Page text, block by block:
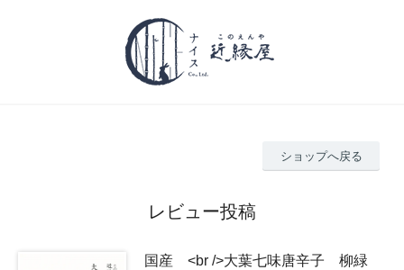
ショップへ戻る
レビュー投稿
国産 <br />大葉七味唐辛子 柳緑